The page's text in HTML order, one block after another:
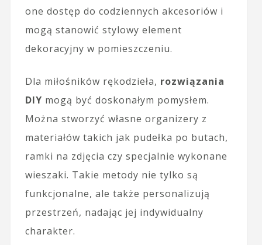
one dostęp do codziennych akcesoriów i
mogą stanowić stylowy element
dekoracyjny w pomieszczeniu.
Dla miłośników rękodzieła, rozwiązania
DIY mogą być doskonałym pomysłem.
Można stworzyć własne organizery z
materiałów takich jak pudełka po butach,
ramki na zdjęcia czy specjalnie wykonane
wieszaki. Takie metody nie tylko są
funkcjonalne, ale także personalizują
przestrzeń, nadając jej indywidualny
charakter.